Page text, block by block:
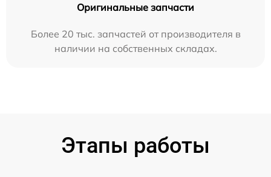
Оригинальные запчасти
Более 20 тыс. запчастей от производителя в
наличии на собственных складах.
Этапы работы